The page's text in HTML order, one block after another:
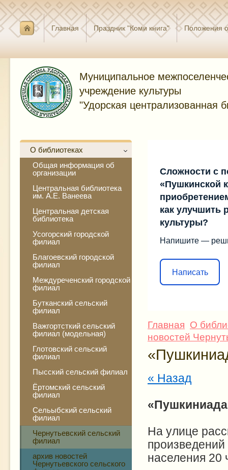
Главная Праздник "Коми книга" Положения
Муниципальное
учреждение культуры
"Удорская централизованная
О библиотеках
Общая информация об
организации
Центральная библиотека
им. А.Е. Ванеева
Центральная детская
библиотека
Усогорский городской
филиал
Благоевский городской
филиал
Междуреченский городской
филиал
Бутканский сельский
филиал
Важгортсткий сельский
филиал (модельная)
Глотовский сельский
филиал
Пысский сельский филиал
Ёртомский сельский
филиал
Сельыбский сельский
филиал
Чернутьевский сельский
филиал
архив новостей
Чернутьевского сельского
Сложности с
«Пушкинской
как улучшить
культуры?
Напишите —
Написать
Главная О
новостей
« Назад
На улице
произведений
населения 20